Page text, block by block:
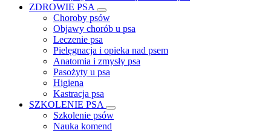
ZDROWIE PSA
Choroby psów
Objawy chorób u psa
Leczenie psa
Pielęgnacja i opieka nad psem
Anatomia i zmysły psa
Pasożyty u psa
Higiena
Kastracja psa
SZKOLENIE PSA
Szkolenie psów
Nauka komend